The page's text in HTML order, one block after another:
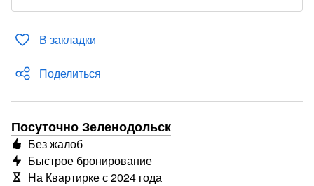
В закладки
Поделиться
Посуточно Зеленодольск
Без жалоб
Быстрое бронирование
На Квартирке с 2024 года